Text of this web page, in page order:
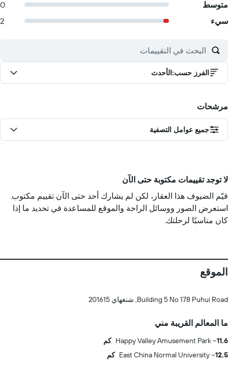
متوسط
0
سيء
2
الفرز حسب:الأحدث
مرشحات
جميع عوامل التصفية
لا توجد تقييمات مكتوبة حتى الآن
قيّم الضيوف هذا العقار، لكن لم يشارك أحد حتى الآن تقييم مكتوب.
استعرض الصور ووسائل الراحة والموقع للمساعدة في تحديد ما إذا
كان مناسبًا لرحلتك.
الموقع
Building 5 No 178 Puhui Road, شنغهاي 201615
ما المعالم القريبة مني
Happy Valley Amusement Park
11.6 كم
East China Normal University
12.5 كم